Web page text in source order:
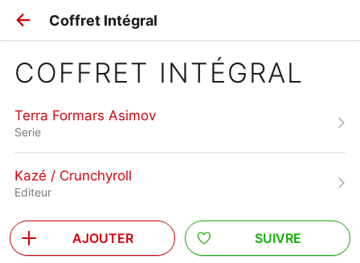
Coffret Intégral
COFFRET INTÉGRAL
Terra Formars Asimov
Serie
Kazé / Crunchyroll
Editeur
AJOUTER SUIVRE